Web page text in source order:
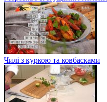
Чилі з куркою та ковбасками